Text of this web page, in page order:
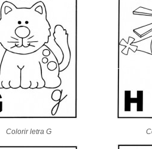
Colorir letra G